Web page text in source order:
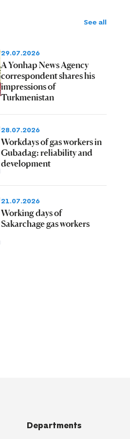
See all
29.07.2026
A Yonhap News Agency
correspondent shares his
impressions of
Turkmenistan
28.07.2026
Workdays of gas workers in
Gubadag: reliability and
development
21.07.2026
Working days of
Sakarchage gas workers
Departments